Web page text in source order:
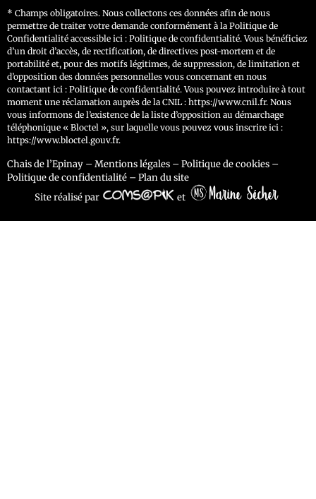
* Champs obligatoires. Nous collectons ces données afin de nous
permettre de traiter votre demande conformément à la Politique de
Confidentialité accessible ici : Politique de confidentialité. Vous bénéficiez
d’un droit d’accès, de rectification, de directives post-mortem et de
portabilité et, pour des motifs légitimes, de suppression, de limitation et
d’opposition des données personnelles vous concernant en nous
contactant ici : Politique de confidentialité. Vous pouvez introduire à tout
moment une réclamation auprès de la CNIL : https://www.cnil.fr. Nous
vous informons de l’existence de la liste d’opposition au démarchage
téléphonique « Bloctel », sur laquelle vous pouvez vous inscrire ici :
https://www.bloctel.gouv.fr.
Chais de l’Epinay – Mentions légales – Politique de cookies –
Politique de confidentialité – Plan du site
Site réalisé par
et